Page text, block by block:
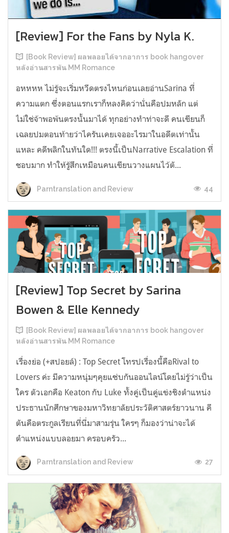
[Review] For the Fans by Nyla K.
[Book Review] ผลพลอยได้จากอาการ book hangover
หลังอ่านสารพัน MM Romance
อหหหห ไม่รู้จะเริ่มหวีดตรงไหนก่อนเลยอ่านSarina ที่
ความแตก ซึ่งตอนแรกเราก็หลงคิดว่านั่นคือปมหลัก แต่
ไม่ใช่จ้าพอพ้นตรงนั้นมาได้ ทุกอย่างทำท่าจะดี คนเขียนก็
เฉลยปมตอนท้ายว่าไครันเคยเจออะไรมาในอดีตเท่านั้น
แหละ คดีพลิกในทันใด!!! ตรงนี้เป็นNarrative Escalation ที่
ชอบมาก ทำให้รู้สึกเหมือนคนเขียนวางแผนไว้ตั...
Parntranslation and Review 44
[Review] Top Secret by Sarina
Bowen & Elle Kennedy
[Book Review] ผลพลอยได้จากอาการ book hangover
หลังอ่านสารพัน MM Romance
เรื่องย่อ (+สปอยล์) : Top Secret โทรปเรื่องนี้คือRival to
Lovers ค่ะ มีความหนุ่มๆคุยแซ่บกันออนไลน์โดยไม่รู้ว่าเป็น
ใคร ตัวเอกคือ Keaton กับ Luke ทั้งคู่เป็นคู่แข่งชิงตำแหน่ง
ประธานนักศึกษาของมหาวิทยาลัยประวัติศาสตร์ยาวนาน คี
ตันคือตระกูลเรียนที่นี่มาสามรุ่น ใครๆ ก็มองว่าน่าจะได้
ตำแหน่งแบบลอยมา ครอบครัว...
Parntranslation and Review 27